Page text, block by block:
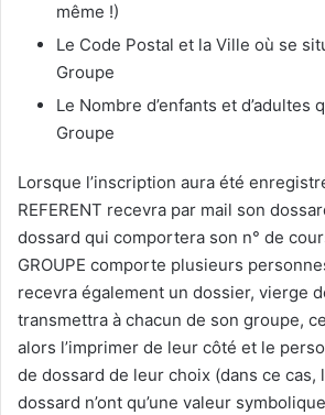
même !)
Le Code Postal et la Ville où se
Groupe
Le Nombre d’enfants et d’adultes
Groupe
Lorsque l’inscription aura été
REFERENT recevra par mail son
dossard qui comportera son n° de
GROUPE comporte plusieurs
recevra également un dossier, vierge
transmettra à chacun de son groupe,
alors l’imprimer de leur côté et le
de dossard de leur choix (dans ce cas,
dossard n’ont qu’une valeur